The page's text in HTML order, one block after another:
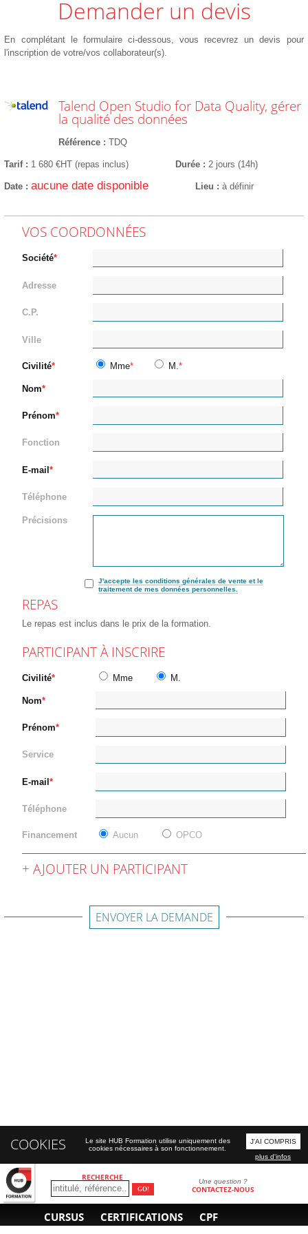
RECHERCHE Une question ?
CONTACTEZ-NOUS
CURSUS CERTIFICATIONS CPF
Demander un devis
En complétant le formulaire ci-dessous, vous recevrez un devis pour
l'inscription de votre/vos collaborateur(s).
Talend Open Studio for Data Quality, gérer
la qualité des données
Référence TDQ
Tarif 1 680 €HT (repas inclus) Durée 2 jours (14h)
Date aucune date disponible Lieu à définir
VOS COORDONNÉES
Société
Adresse
C.P.
Ville
Civilité Mme M.
Nom
Prénom
Fonction
E-mail
Téléphone
Précisions
J'accepte les conditions générales de vente et le
traitement de mes données personnelles.
REPAS
Le repas est inclus dans le prix de la formation.
PARTICIPANT À INSCRIRE
Civilité Mme M.
Nom
Prénom
Service
E-mail
Téléphone
Financement Aucun OPCO
AJOUTER UN PARTICIPANT
ENVOYER LA DEMANDE
COOKIES
Le site HUB Formation utilise uniquement des
cookies nécessaires à son fonctionnement.
J'AI COMPRIS
plus d'infos